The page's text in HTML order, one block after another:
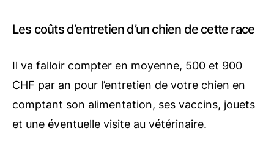
Les coûts d’entretien d’un chien de cette race
Il va falloir compter en moyenne, 500 et 900
CHF par an pour l’entretien de votre chien en
comptant son alimentation, ses vaccins, jouets
et une éventuelle visite au vétérinaire.